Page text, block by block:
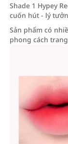
Shade 1 Hypey
cuốn hút - lý
Sản phẩm có
phong cách